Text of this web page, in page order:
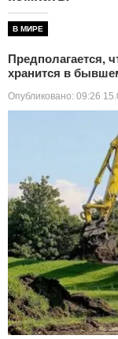
В МИРЕ
Предполагается,
хранится в
Опубликовано: 09:26